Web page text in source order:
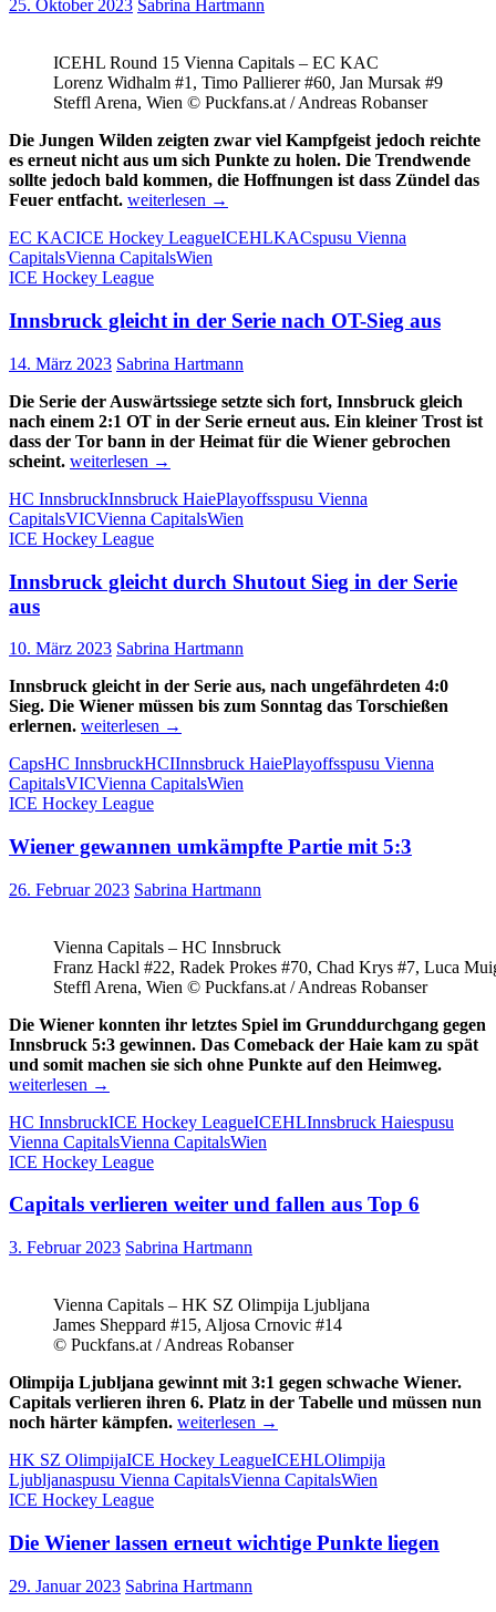
25. Oktober 2023 Sabrina Hartmann
ICEHL Round 15 Vienna Capitals – EC KAC
Lorenz Widhalm #1, Timo Pallierer #60, Jan Mursak #9
Steffl Arena, Wien © Puckfans.at / Andreas Robanser
Die Jungen Wilden zeigten zwar viel Kampfgeist jedoch reichte
es erneut nicht aus um sich Punkte zu holen. Die Trendwende
sollte jedoch bald kommen, die Hoffnungen ist dass Zündel das
Feuer entfacht. Talfahrt
Wiener
geht
weiter
weiterlesen →
EC KACICE Hockey LeagueICEHLKACspusu Vienna
CapitalsVienna CapitalsWien
ICE Hockey League
Innsbruck gleicht in der Serie nach OT-Sieg aus
14. März 2023 Sabrina Hartmann
Die Serie der Auswärtssiege setzte sich fort, Innsbruck gleich
nach einem 2:1 OT in der Serie erneut aus. Ein kleiner Trost ist
dass der Tor bann in der Heimat für die Wiener gebrochen
scheint. Innsbruck
in
der
Serie
OT-
weiterlesen →
HC InnsbruckInnsbruck HaiePlayoffsspusu Vienna
CapitalsVICVienna CapitalsWien
ICE Hockey League
Innsbruck gleicht durch Shutout Sieg in der Serie
aus
10. März 2023 Sabrina Hartmann
Innsbruck gleicht in der Serie aus, nach ungefährdeten 4:0
Sieg. Die Wiener müssen bis zum Sonntag das Torschießen
erlernen. Innsbruck
durch
Shutout
Sieg
der
Serie
aus
weiterlesen →
CapsHC InnsbruckHCIInnsbruck HaiePlayoffsspusu Vienna
CapitalsVICVienna CapitalsWien
ICE Hockey League
Wiener gewannen umkämpfte Partie mit 5:3
26. Februar 2023 Sabrina Hartmann
Vienna Capitals – HC Innsbruck
Franz Hackl #22, Radek Prokes #70, Chad Krys #7, Luca
Steffl Arena, Wien © Puckfans.at / Andreas Robanser
Die Wiener konnten ihr letztes Spiel im Grunddurchgang gegen
Innsbruck 5:3 gewinnen. Das Comeback der Haie kam zu spät
und somit machen sie sich ohne Punkte auf den Heimweg.
Partie
weiterlesen →
HC InnsbruckICE Hockey LeagueICEHLInnsbruck Haiespusu
Vienna CapitalsVienna CapitalsWien
ICE Hockey League
Capitals verlieren weiter und fallen aus Top 6
3. Februar 2023 Sabrina Hartmann
Vienna Capitals – HK SZ Olimpija Ljubljana
James Sheppard #15, Aljosa Crnovic #14
© Puckfans.at / Andreas Robanser
Olimpija Ljubljana gewinnt mit 3:1 gegen schwache Wiener.
Capitals verlieren ihren 6. Platz in der Tabelle und müssen nun
noch härter kämpfen. Capitals
weiter
und
Top
weiterlesen →
HK SZ OlimpijaICE Hockey LeagueICEHLOlimpija
Ljubljanaspusu Vienna CapitalsVienna CapitalsWien
ICE Hockey League
Die Wiener lassen erneut wichtige Punkte liegen
29. Januar 2023 Sabrina Hartmann